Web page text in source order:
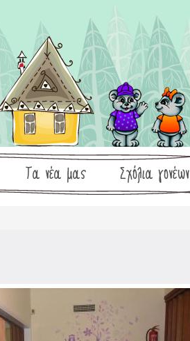
Τα νέα μας Σχόλια γονέων